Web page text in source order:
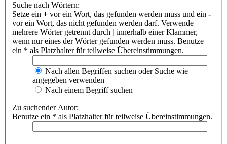
Suche nach Wörtern:
Setze ein + vor ein Wort, das gefunden werden muss und ein -
vor ein Wort, das nicht gefunden werden darf. Verwende
mehrere Wörter getrennt durch | innerhalb einer Klammer,
wenn nur eines der Wörter gefunden werden muss. Benutze
ein * als Platzhalter für teilweise Übereinstimmungen.
Nach allen Begriffen suchen oder Suche wie
angegeben verwenden
Nach einem Begriff suchen
Zu suchender Autor:
Benutze ein * als Platzhalter für teilweise Übereinstimmungen.